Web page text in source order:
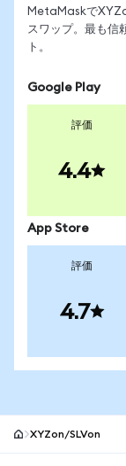
MetaMaskで
スワップ。最も信
ト。
Google Play
評価
4.4
App Store
評価
4.7
XYZon/SLVon